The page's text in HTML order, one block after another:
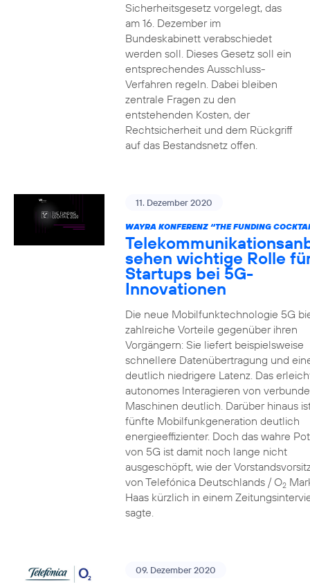
Sicherheitsgesetz vorgelegt, das
am 16. Dezember im
Bundeskabinett verabschiedet
werden soll. Dieses Gesetz soll ein
entsprechendes Ausschluss-
Verfahren regeln. Dabei bleiben
zentrale Fragen zu den
entstehenden Kosten, der
Rechtsicherheit und dem Rückgriff
auf das Bestandsnetz offen.
11. Dezember 2020
WAYRA KONFERENZ “THE FUNDING
sehen wichtige Rolle
Startups bei 5G-
Innovationen
Die neue Mobilfunktechnologie 5G
zahlreiche Vorteile gegenüber ihren
Vorgängern: Sie liefert beispielsweise
schnellere Datenübertragung und
deutlich niedrigere Latenz. Das
autonomes Interagieren von
Maschinen deutlich. Darüber hinaus
fünfte Mobilfunkgeneration deutlich
energieeffizienter. Doch das wahre
von 5G ist damit noch lange nicht
ausgeschöpft, wie der
von Telefónica Deutschlands / O2
Haas kürzlich in einem
sagte.
09. Dezember 2020